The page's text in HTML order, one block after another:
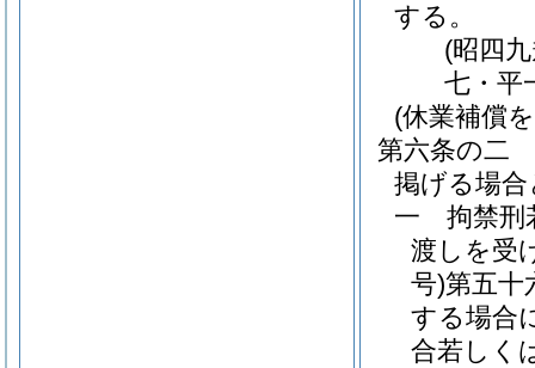
する。
(昭四
七・平
(休業補償
第六条の二
掲げる場
一
拘禁刑
渡しを受
号)第五十
する場合
合若しく